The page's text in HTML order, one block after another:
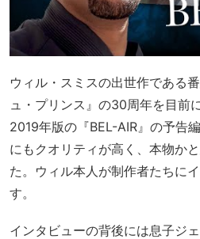
ウィル・スミスの出世作である
ュ・プリンス』の30周年を目前
2019年版の『BEL-AIR』の予告
にもクオリティが高く、本物か
た。ウィル本人が制作者たちに
す。
インタビューの背後には息子ジ